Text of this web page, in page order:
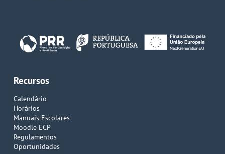
Recursos
Calendário
Horários
Manuais Escolares
Moodle ECP
Regulamentos
Oportunidades